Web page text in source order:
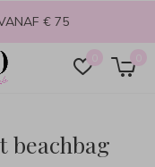
0 0
€ 75
beachbag